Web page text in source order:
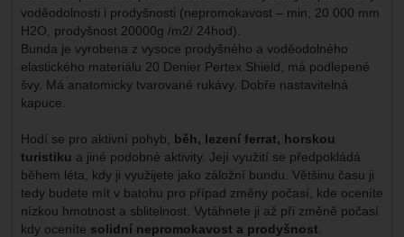
voděodolnosti i prodyšnosti (nepromokavost – min, 20 000 mm
H2O, prodyšnost 20000g /m2/ 24hod).
Bunda je vyrobena z vysoce prodyšného a voděodolného
elastického materiálu 20 Denier Pertex Shield, má podlepené
švy. Má anatomicky tvarované rukávy. Dobře nastavitelná
kapuce.
Hodí se pro aktivní pohyb, běh, lezení ferrat, horskou
turistiku a jiné podobné aktivity. Její využití se předpokládá
během léta, kdy ji využijete jako záložní bundu. Většinu času ji
tedy budete mít v batohu pro případ změny počasí, kde oceníte
nízkou hmotnost a sblitelnost. Vytáhnete ji až při změně počasí
kdy oceníte solidní nepromokavost a prodyšnost